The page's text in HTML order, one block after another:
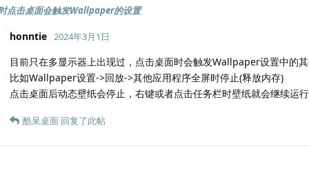
点击桌面会触发Wallpaper的设置
honntie 2024年3月1日
目前只在多显示器上出现过，点击桌面时会触发Wallpaper设置中的
比如Wallpaper设置->回放->其他应用程序全屏时停止(释放内存)
点击桌面后动态壁纸会停止，右键或者点击任务栏时壁纸就会继续运行
酷呆桌面 回复了此帖